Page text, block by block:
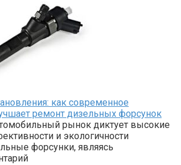
как современное
ремонт дизельных форсунок
рынок диктует высокие
и экологичности
форсунки, являясь